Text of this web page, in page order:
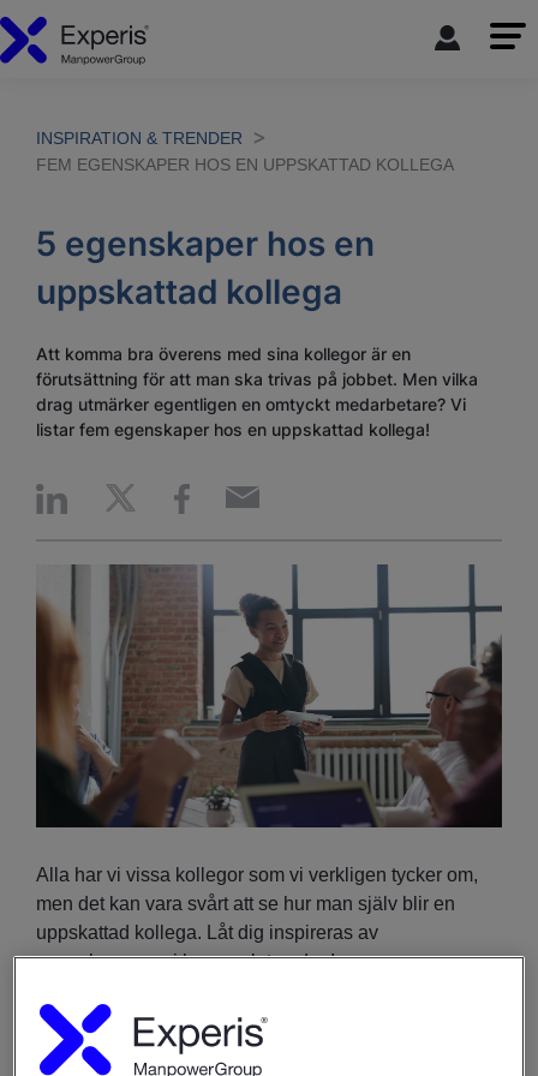
INSPIRATION & TRENDER
FEM EGENSKAPER HOS EN UPPSKATTAD KOLLEGA
5 egenskaper hos en
uppskattad kollega
Att komma bra överens med sina kollegor är en
förutsättning för att man ska trivas på jobbet. Men vilka
drag utmärker egentligen en omtyckt medarbetare? Vi
listar fem egenskaper hos en uppskattad kollega!
Alla har vi vissa kollegor som vi verkligen tycker om,
men det kan vara svårt att se hur man själv blir en
uppskattad kollega. Låt dig inspireras av
egenskaperna vi har samlat nedan!
God lyssnare
En god lyssnare bygger förtroende och relationer